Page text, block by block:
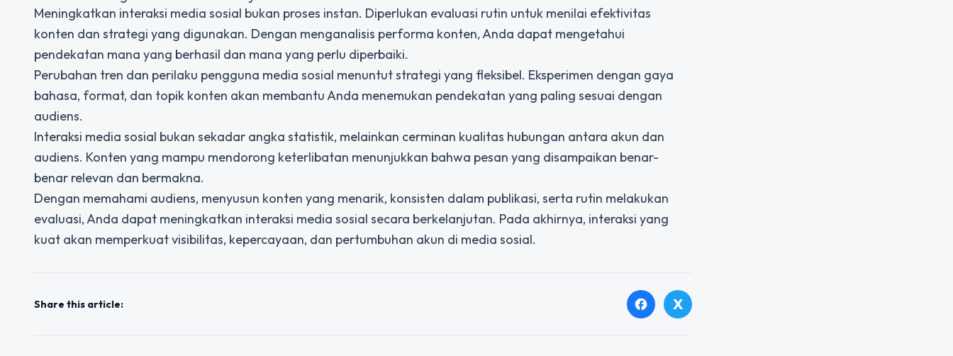
Meningkatkan interaksi media sosial bukan proses instan. Diperlukan evaluasi rutin untuk menilai efektivitas
konten dan strategi yang digunakan. Dengan menganalisis performa konten, Anda dapat mengetahui
pendekatan mana yang berhasil dan mana yang perlu diperbaiki.
Perubahan tren dan perilaku pengguna media sosial menuntut strategi yang fleksibel. Eksperimen dengan gaya
bahasa, format, dan topik konten akan membantu Anda menemukan pendekatan yang paling sesuai dengan
audiens.
Interaksi media sosial bukan sekadar angka statistik, melainkan cerminan kualitas hubungan antara akun dan
audiens. Konten yang mampu mendorong keterlibatan menunjukkan bahwa pesan yang disampaikan benar-
benar relevan dan bermakna.
Dengan memahami audiens, menyusun konten yang menarik, konsisten dalam publikasi, serta rutin melakukan
evaluasi, Anda dapat meningkatkan interaksi media sosial secara berkelanjutan. Pada akhirnya, interaksi yang
kuat akan memperkuat visibilitas, kepercayaan, dan pertumbuhan akun di media sosial.
Share this article: facebook X